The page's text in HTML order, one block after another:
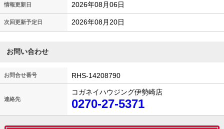
情報更新日 2026年08月06日
次回更新予定日 2026年08月20日
お問い合わせ
お問合せ番号 RHS-14208790
連絡先
コガネイハウジング伊勢崎店
0270-27-5371